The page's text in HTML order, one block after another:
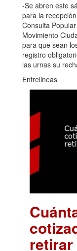
-Se abren este
para la
Consulta
Movimiento
para que sean
registro
las urnas su
Entrelineas
retirar